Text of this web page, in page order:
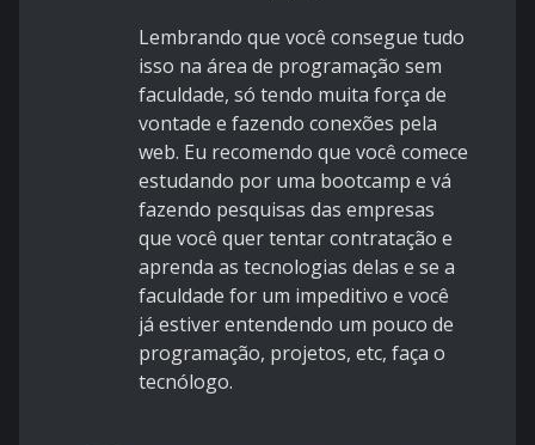
Lembrando que você consegue tudo
isso na área de programação sem
faculdade, só tendo muita força de
vontade e fazendo conexões pela
web. Eu recomendo que você comece
estudando por uma bootcamp e vá
fazendo pesquisas das empresas
que você quer tentar contratação e
aprenda as tecnologias delas e se a
faculdade for um impeditivo e você
já estiver entendendo um pouco de
programação, projetos, etc, faça o
tecnólogo.